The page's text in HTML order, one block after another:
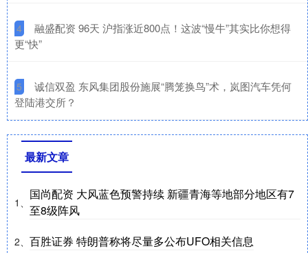
4
​融盛配资 96天 沪指涨近800点！这波“慢牛”其实比你想得
更“快”
5
​诚信双盈 东风集团股份施展“腾笼换鸟”术，岚图汽车凭何
登陆港交所？
最新文章
1、
国尚配资 大风蓝色预警持续 新疆青海等地部分地区有7
至8级阵风
2、 百胜证券 特朗普称将尽量多公布UFO相关信息